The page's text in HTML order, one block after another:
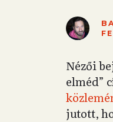
Nézői
elméd”
jutott,